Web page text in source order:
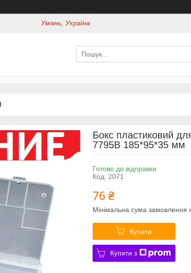
Умань, Україна
Бокс пластиковий
7795B 185*95*35 мм
Готово до відправки
Код: 2071
76 ₴
Мінімальна сума замовлення
Купити
Купити з